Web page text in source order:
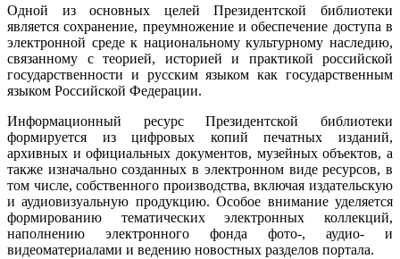
Одной из основных целей Президентской библиотеки
является сохранение, преумножение и обеспечение доступа в
электронной среде к национальному культурному наследию,
связанному с теорией, историей и практикой российской
государственности и русским языком как государственным
языком Российской Федерации.
Информационный ресурс Президентской библиотеки
формируется из цифровых копий печатных изданий,
архивных и официальных документов, музейных объектов, а
также изначально созданных в электронном виде ресурсов, в
том числе, собственного производства, включая издательскую
и аудиовизуальную продукцию. Особое внимание уделяется
формированию тематических электронных коллекций,
наполнению электронного фонда фото-, аудио- и
видеоматериалами и ведению новостных разделов портала.